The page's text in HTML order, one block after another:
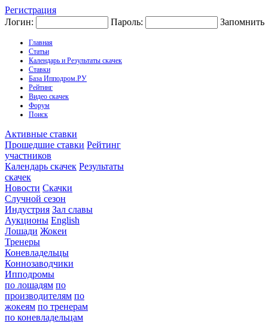
Регистрация
Логин:
Пароль: Запомнить
Главная
Статьи
Календарь и Результаты скачек
Ставки
База Ипподром.РУ
Рейтинг
Видео скачек
Форум
Поиск
Активные ставки
Прошедшие ставки Рейтинг
участников
Календарь скачек Результаты
скачек
Новости Скачки
Случной сезон
Индустрия Зал славы
Аукционы English
Лошади Жокеи
Тренеры
Коневладельцы
Коннозаводчики
Ипподромы
по лошадям по
производителям по
жокеям по тренерам
по коневладельцам